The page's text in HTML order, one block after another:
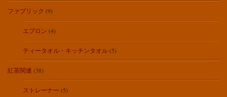
ファブリック (9)
エプロン (4)
ティータオル・キッチンタオル(5)
紅茶関連 (38)
ストレーナー (5)